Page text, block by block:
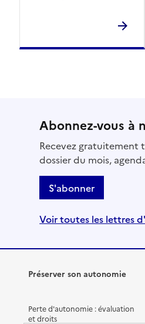
Abonnez-vous à
Recevez gratuitement
dossier du mois,
S'abonner
Voir toutes les lettres
Préserver son autonomie
Perte d'autonomie : évaluation
et droits